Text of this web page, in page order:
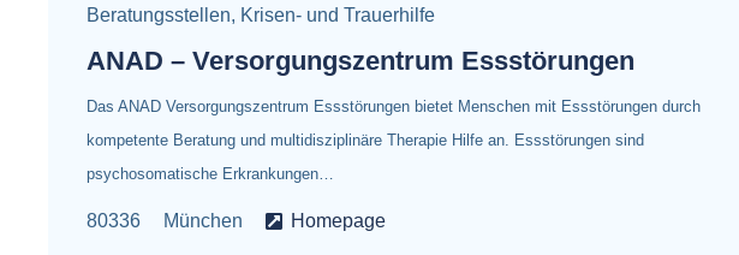
Beratungsstellen, Krisen- und Trauerhilfe
ANAD – Versorgungszentrum Essstörungen
Das ANAD Versorgungszentrum Essstörungen bietet Menschen mit Essstörungen durch
kompetente Beratung und multidisziplinäre Therapie Hilfe an. Essstörungen sind
psychosomatische Erkrankungen…
80336 München Homepage